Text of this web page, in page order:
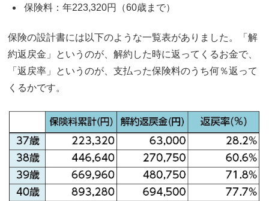
保険料：年223,320円（60歳まで）
保険の設計書には以下のような一覧表がありました。「解
約返戻金」というのが、解約した時に返ってくるお金で、
「返戻率」というのが、支払った保険料のうち何％返って
くるかです。